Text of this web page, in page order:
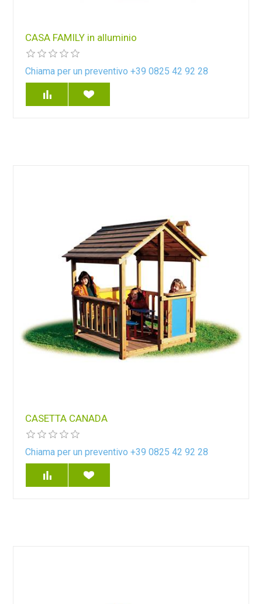
CASA FAMILY in alluminio
Chiama per un preventivo +39 0825 42 92 28
CASETTA CANADA
Chiama per un preventivo +39 0825 42 92 28